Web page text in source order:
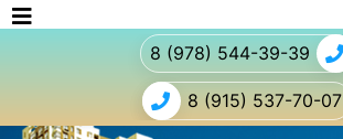
8 (978) 544-39-39
8 (915) 537-70-07